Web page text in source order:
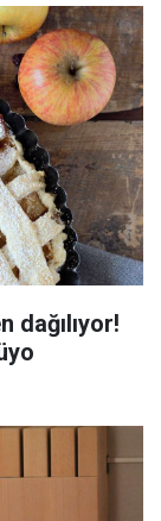
dağılıyor!